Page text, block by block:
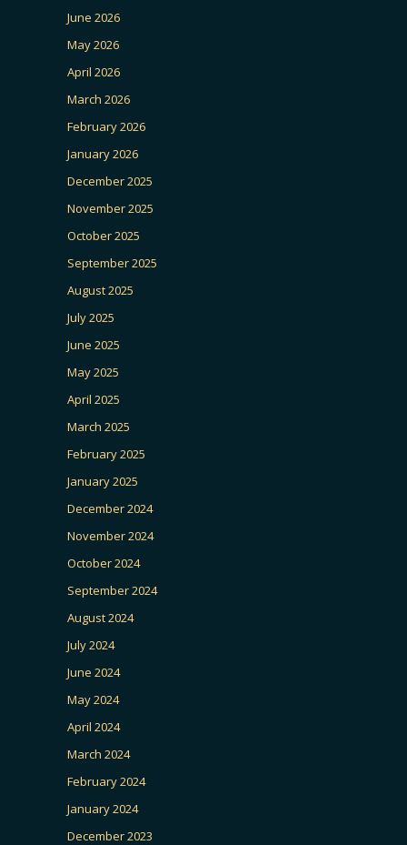
June 2026
May 2026
April 2026
March 2026
February 2026
January 2026
December 2025
November 2025
October 2025
September 2025
August 2025
July 2025
June 2025
May 2025
April 2025
March 2025
February 2025
January 2025
December 2024
November 2024
October 2024
September 2024
August 2024
July 2024
June 2024
May 2024
April 2024
March 2024
February 2024
January 2024
December 2023